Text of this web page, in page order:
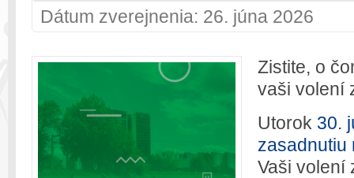
Dátum zverejnenia: 26. júna 2026
Zistite, o
vaši volení
Utorok 30.
zasadnutiu
Vaši volení